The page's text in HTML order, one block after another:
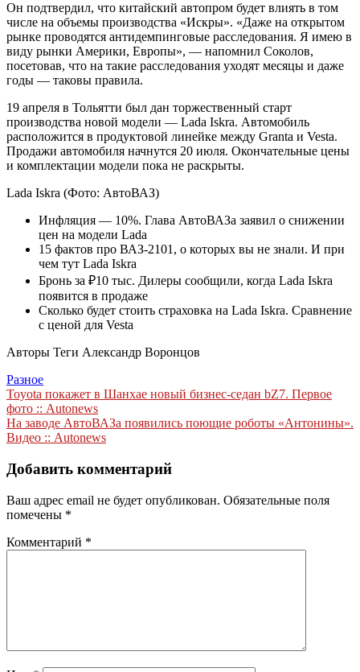
Он подтвердил, что китайский автопром будет влиять в том
числе на объемы производства «Искры». «Даже на открытом
рынке проводятся антидемпинговые расследования. Я имею в
виду рынки Америки, Европы», — напомнил Соколов,
посетовав, что на такие расследования уходят месяцы и даже
годы — таковы правила.
19 апреля в Тольятти был дан торжественный старт
производства новой модели — Lada Iskra. Автомобиль
расположится в продуктовой линейке между Granta и Vesta.
Продажи автомобиля начнутся 20 июля. Окончательные цены
и комплектации модели пока не раскрыты.
Lada Iskra (Фото: АвтоВАЗ)
Инфляция — 10%. Глава АвтоВАЗа заявил о снижении
цен на модели Lada
15 фактов про ВАЗ-2101, о которых вы не знали. И при
чем тут Lada Iskra
Бронь за ₽10 тыс. Дилеры сообщили, когда Lada Iskra
появится в продаже
Сколько будет стоить страховка на Lada Iskra. Сравнение
с ценой для Vesta
Авторы Теги Александр Воронцов
Разное
Навигация
по
записям
Toyota покажет в Шанхае новый бизнес-седан bZ7. Первое
фото :: Autonews
На заводе АвтоВАЗа появились поющие роботы «Антонины».
Видео :: Autonews
Добавить комментарий
Ваш адрес email не будет опубликован. Обязательные поля
помечены *
Комментарий *